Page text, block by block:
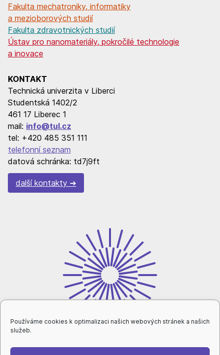
Používáme cookies k optimalizaci našich webových stránek a našich
služeb.
Fakulta mechatroniky, informatiky
a mezioborových studií
Fakulta zdravotnických studií
Ústav pro nanomateriály, pokročilé technologie
a inovace
KONTAKT
Technická univerzita v Liberci
Studentská 1402/2
461 17 Liberec 1
mail: info@tul.cz
tel: +420 485 351 111
telefonní seznam
datová schránka: td7j9ft
další kontakty